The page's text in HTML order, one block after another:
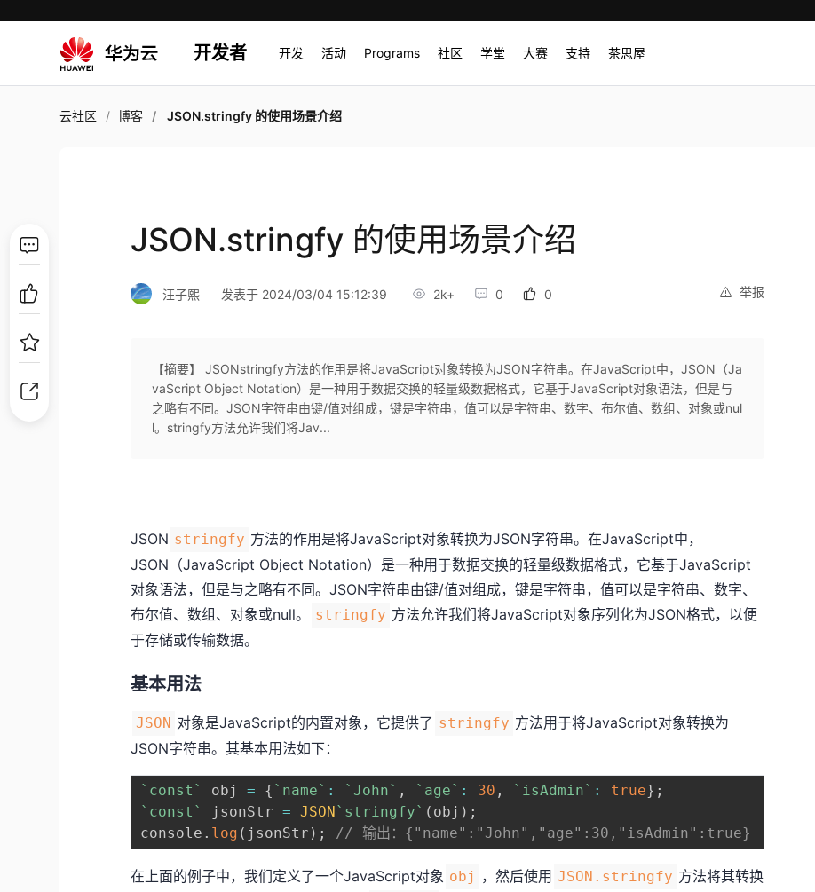
开发者 开发 活动 Programs 社区 学堂 大赛 支持 茶思屋
云社区 博客 JSON.stringfy 的使用场景介绍
JSON.stringfy 的使用场景介绍
举报
汪子熙 发表于 2024/03/04 15:12:39 2k+ 0 0
【摘要】 JSONstringfy方法的作用是将JavaScript对象转换为JSON字符串。在JavaScript中，JSON（Ja
vaScript Object Notation）是一种用于数据交换的轻量级数据格式，它基于JavaScript对象语法，但是与
之略有不同。JSON字符串由键/值对组成，键是字符串，值可以是字符串、数字、布尔值、数组、对象或nul
l。stringfy方法允许我们将Jav...
JSON stringfy 方法的作用是将JavaScript对象转换为JSON字符串。在JavaScript中，
JSON（JavaScript Object Notation）是一种用于数据交换的轻量级数据格式，它基于JavaScript
对象语法，但是与之略有不同。JSON字符串由键/值对组成，键是字符串，值可以是字符串、数字、
布尔值、数组、对象或null。
stringfy 方法允许我们将JavaScript对象序列化为JSON格式，以便
于存储或传输数据。
基本用法
JSON 对象是JavaScript的内置对象，它提供了 stringfy 方法用于将JavaScript对象转换为
JSON字符串。其基本用法如下：
` const ` obj = { ` name` : ` John` , ` age` : 30 , ` isAdmin` : true} ;
` const ` jsonStr = JSON` stringfy` ( obj ) ;
console . log ( jsonStr ) ; // 输出：{"name":"John","age":30,"isAdmin":true}
在上面的例子中，我们定义了一个JavaScript对象 obj ，然后使用 JSON.stringfy 方法将其转换